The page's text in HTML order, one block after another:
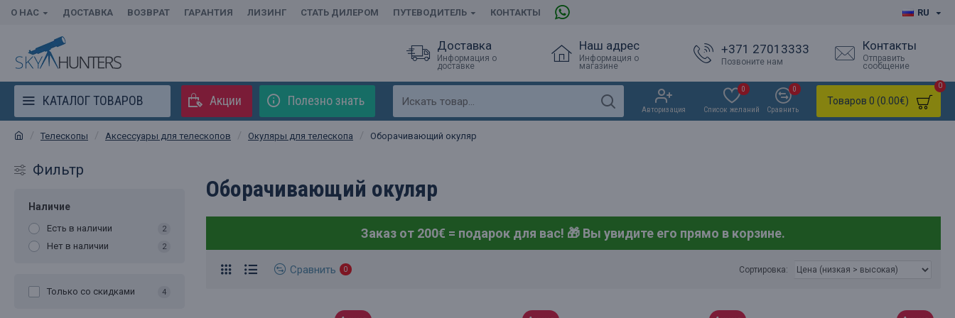
О НАС ДОСТАВКА ВОЗВРАТ ГАРАНТИЯ ЛИЗИНГ СТАТЬ ДИЛЕРОМ ПУТЕВОДИТЕЛЬ КОНТАКТЫ RU
Доставка
Информация о
доставке
Наш адрес
Информация о
магазине
+371 27013333
Позвоните нам
Контакты
Отправить
сообщение
КАТАЛОГ ТОВАРОВ Акции Полезно знать
Авторизация Список желаний
0
Сравнить
0
Товаров 0 (0.00€)
0
Телескопы Аксессуары для телескопов Окуляры для телескопа Оборачивающий окуляр
Фильтр
Наличие
Есть в наличии 2
Нет в наличии 2
Только со cкидками 4
Оборачивающий окуляр
Заказ от 200€ = подарок для вас! 🎁 Вы увидите его прямо в корзине.
Сравнить 0 Сортировка: